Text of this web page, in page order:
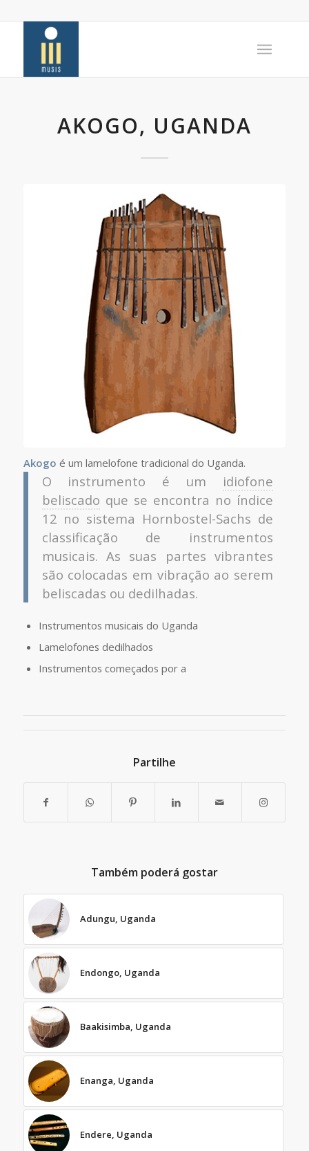
AKOGO, UGANDA
Akogo é um lamelofone tradicional do Uganda.
O instrumento é um idiofone
beliscado que se encontra no índice
12 no sistema Hornbostel-Sachs de
classificação de instrumentos
musicais. As suas partes vibrantes
são colocadas em vibração ao serem
beliscadas ou dedilhadas.
Instrumentos musicais do Uganda
Lamelofones dedilhados
Instrumentos começados por a
Partilhe
Também poderá gostar
Adungu, Uganda
Endongo, Uganda
Baakisimba, Uganda
Enanga, Uganda
Endere, Uganda